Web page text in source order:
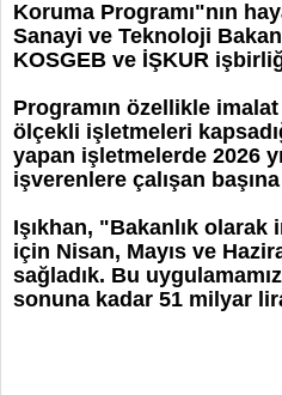
Koruma Programı"nın
Sanayi ve Teknoloji
KOSGEB ve İŞKUR
Programın özellikle
ölçekli işletmeleri
yapan işletmelerde 2026
işverenlere çalışan
Işıkhan, "Bakanlık olarak
için Nisan, Mayıs ve
sağladık. Bu
sonuna kadar 51 milyar